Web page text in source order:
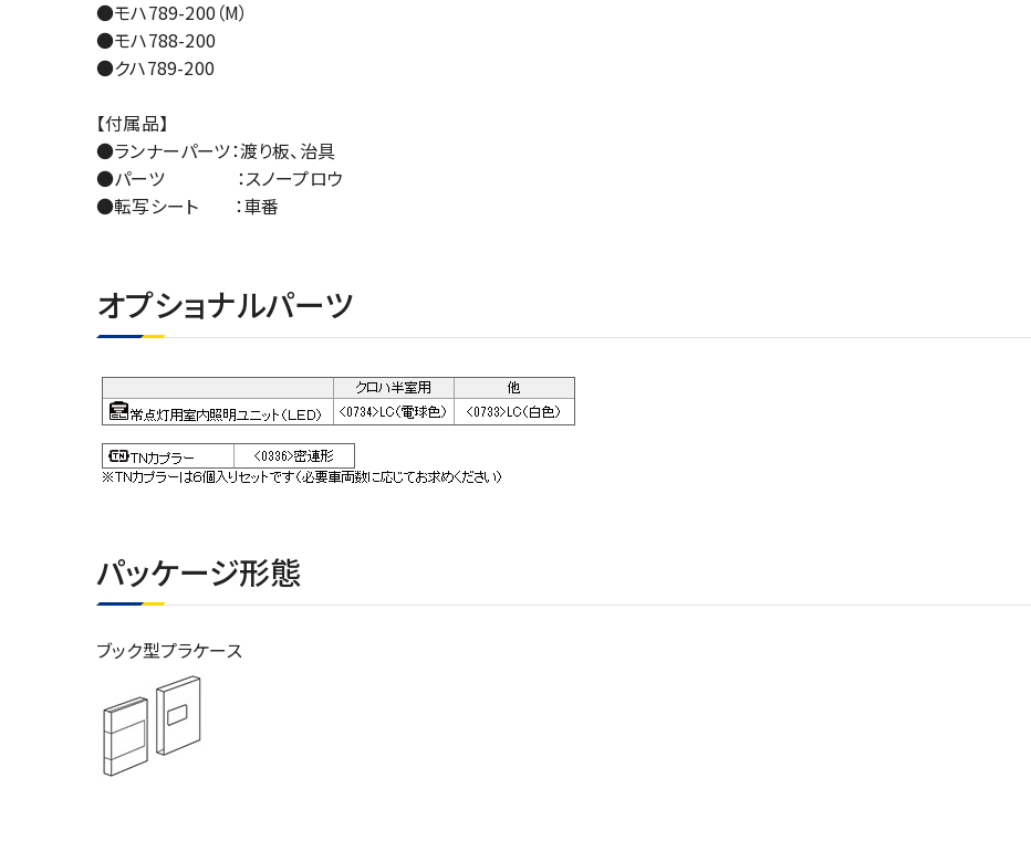
●モハ789-200（M）
●モハ788-200
●クハ789-200
【付属品】
●ランナーパーツ：渡り板、治具
●パーツ ：スノープロウ
●転写シート ：車番
オプショナルパーツ
パッケージ形態
ブック型プラケース